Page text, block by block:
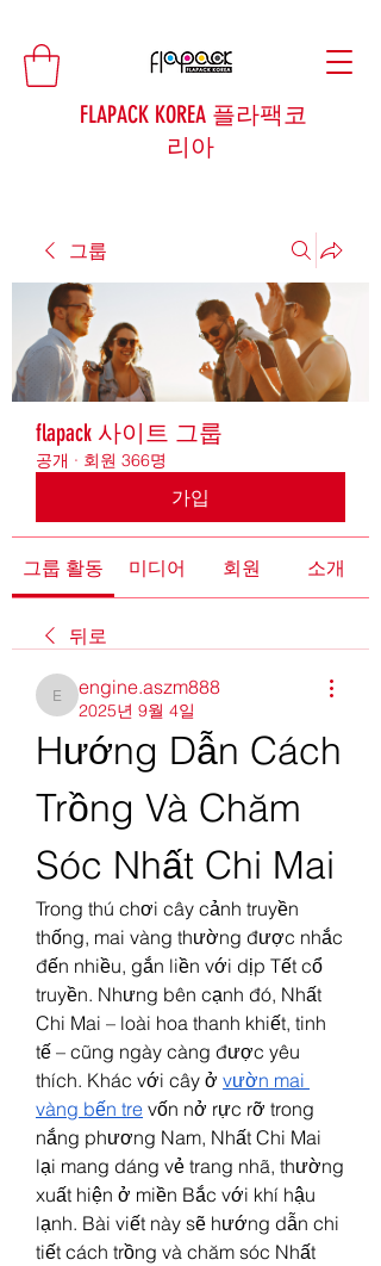
FLAPACK KOREA 플라팩코
리아
그룹
flapack 사이트 그룹
공개 · 회원 366명
가입
그룹 활동 미디어 회원 소개
뒤로
engine.aszm888
engine.aszm888
2025년 9월 4일
Hướng Dẫn Cách
Trồng Và Chăm
Sóc Nhất Chi Mai
Trong thú chơi cây cảnh truyền
thống, mai vàng thường được nhắc
đến nhiều, gắn liền với dịp Tết cổ
truyền. Nhưng bên cạnh đó, Nhất
Chi Mai – loài hoa thanh khiết, tinh
tế – cũng ngày càng được yêu
thích. Khác với cây ở vườn mai
vàng bến tre vốn nở rực rỡ trong
nắng phương Nam, Nhất Chi Mai
lại mang dáng vẻ trang nhã, thường
xuất hiện ở miền Bắc với khí hậu
lạnh. Bài viết này sẽ hướng dẫn chi
tiết cách trồng và chăm sóc Nhất